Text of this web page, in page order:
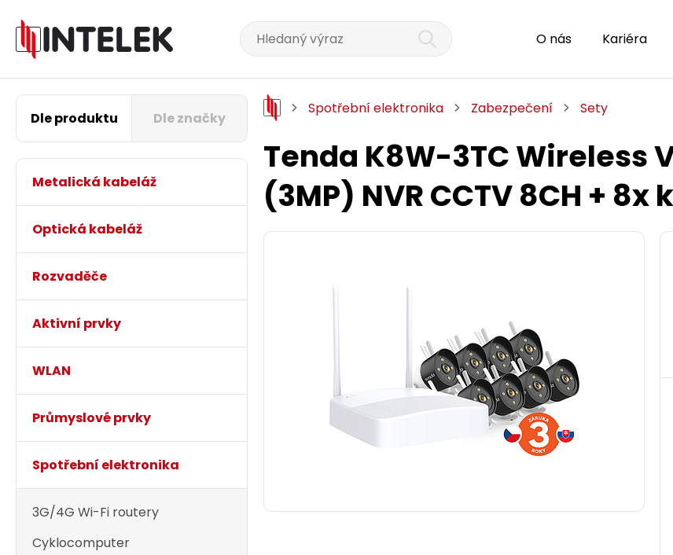
O nás Kariéra
Dle produktu Dle značky
Metalická kabeláž
Optická kabeláž
Rozvaděče
Aktivní prvky
WLAN
Průmyslové prvky
Spotřební elektronika
3G/4G Wi-Fi routery
Cyklocomputer
Spotřební elektronika Zabezpečení Sety
Tenda K8W-3TC Wireless
(3MP) NVR CCTV 8CH + 8x